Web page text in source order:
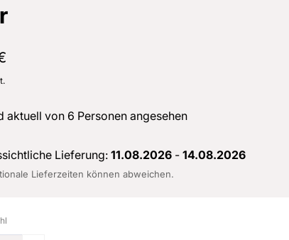
aktuell von 6 Personen angesehen
Lieferung: 11.08.2026- 14.08.2026
Lieferzeiten können abweichen.